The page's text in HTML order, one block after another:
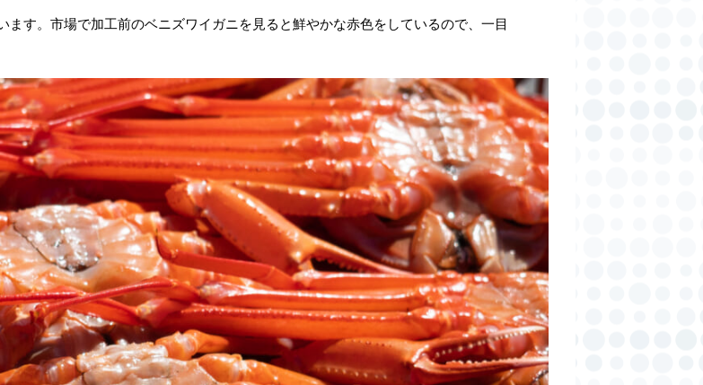
す。市場で加工前のベニズワイガニを見ると鮮やかな赤色をしているので、一目